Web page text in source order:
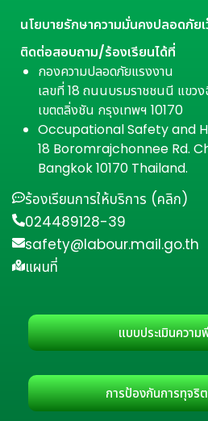
นโยบายรักษาความมั่นคงปลอดภัยเ
ติดต่อสอบถาม/ร้องเรียนได้ที่
กองความปลอดภัยแรงงาน
เลขที่ 18 ถนนบรมราชชนนี แขว
เขตตลิ่งชัน กรุงเทพฯ 10170
Occupational Safety and
18 Boromrajchonnee Rd.
Bangkok 10170 Thailand.
ร้องเรียนการให้บริการ (คลิก)
024489128-39
safety@labour.mail.go.th
แผนที่
แบบประเมินความ
การป้องกันการทุจริ